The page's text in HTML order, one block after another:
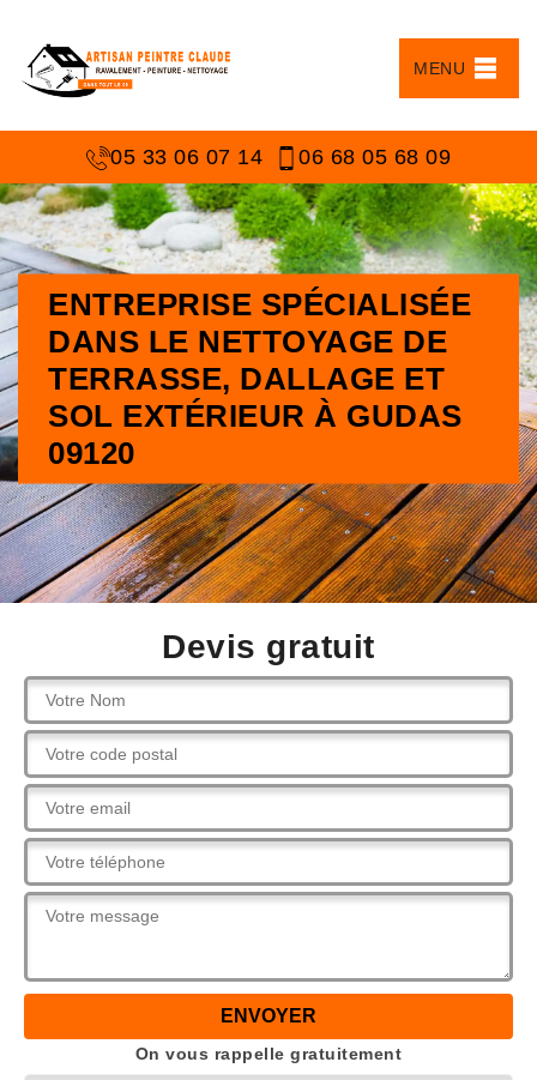
MENU
05 33 06 07 14 06 68 05 68 09
ENTREPRISE SPÉCIALISÉE
DANS LE NETTOYAGE DE
TERRASSE, DALLAGE ET
SOL EXTÉRIEUR À GUDAS
09120
Devis gratuit
On vous rappelle gratuitement